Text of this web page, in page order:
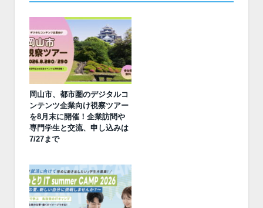
岡山市、都市圏のデジタルコ
ンテンツ企業向け視察ツアー
を8月末に開催！企業訪問や
専門学生と交流、申し込みは
7/27まで